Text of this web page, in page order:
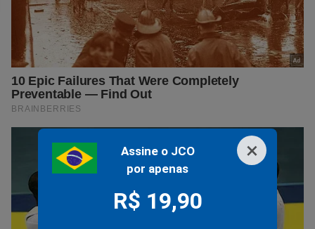
×
Assine o JCO
por apenas
R$ 19,90